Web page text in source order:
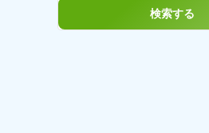
検索する